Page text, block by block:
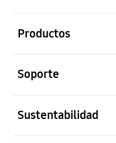
Productos
Soporte
Sustentabilidad